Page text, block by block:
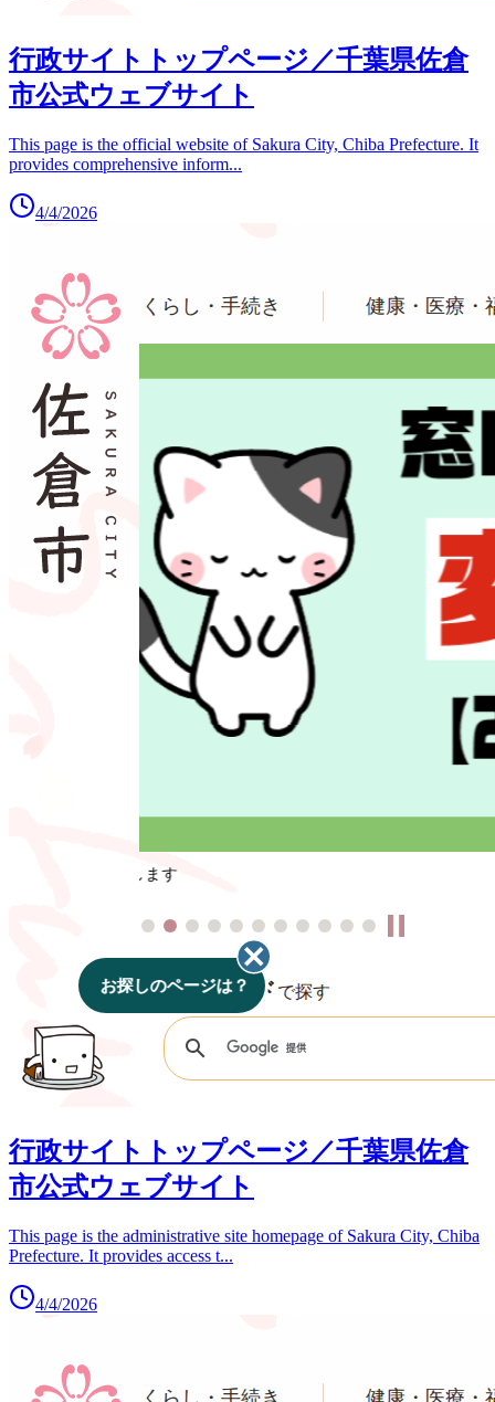
行政サイトトップページ／千葉県佐倉
市公式ウェブサイト
This page is the official website of Sakura City, Chiba Prefecture. It
provides comprehensive inform...
4/4/2026
行政サイトトップページ／千葉県佐倉
市公式ウェブサイト
This page is the administrative site homepage of Sakura City, Chiba
Prefecture. It provides access t...
4/4/2026